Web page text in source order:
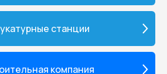
станции
компания